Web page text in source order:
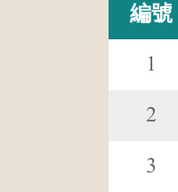
編號
1
2
3